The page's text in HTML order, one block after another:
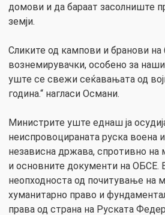
домови и да бараат засолниште
земји.
Сликите од кампови и бранови на
вознемирувачки, особено за
уште се свежи сеќавањата од
година.“ нагласи Османи.
Министрите уште еднаш ја
неиспровоцираната руска воена
независна држава, спротивно на
и основните документи на ОБСЕ.
неопходноста од почитување на
хуманитарно право и
права од страна на Руската